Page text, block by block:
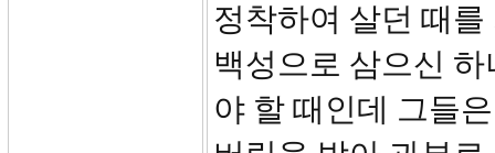
정착하여 살던 때
백성으로 삼으신
야 할 때인데 그들